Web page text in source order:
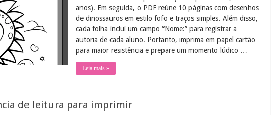
Infantilanos). Em seguida, o PDF reúne 10 páginas com desenhos
de dinossauros em estilo fofo e traços simples. Além disso,
cada folha inclui um campo “Nome:” para registrar a
autoria de cada aluno. Portanto, imprima em papel cartão
para maior resistência e prepare um momento lúdico …
Leia mais »
de leitura para imprimir